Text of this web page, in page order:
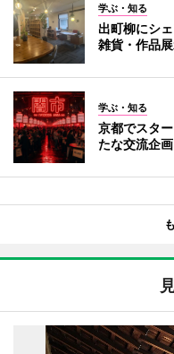
学ぶ・知る
出町柳にシ
雑貨・作品
学ぶ・知る
京都でスタ
たな交流企